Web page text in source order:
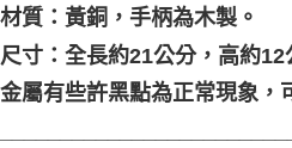
材質：黃銅，手柄為木製。
尺寸：全長約21公分，高約12
金屬有些許黑點為正常現象，